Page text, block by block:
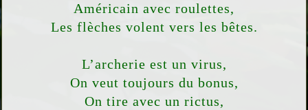
Américain avec roulettes,
Les flèches volent vers les bêtes.
L’archerie est un virus,
On veut toujours du bonus,
On tire avec un rictus,